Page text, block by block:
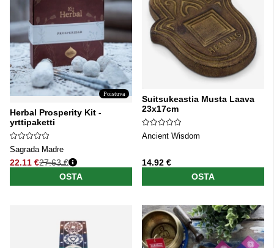
Poistuva
Herbal Prosperity Kit -
yrttipaketti
Sagrada Madre
22.11 €
Normaali hinta
27.63 €
OSTA
Suitsukeastia Musta Laava
23x17cm
Ancient Wisdom
14.92 €
OSTA